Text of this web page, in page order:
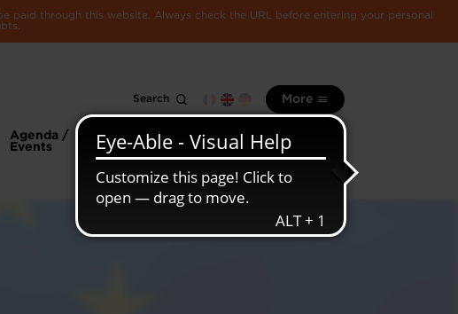
through this website. Always check the URL before entering your personal
Search More
Agenda /
Events
information
Luxembourg
economy